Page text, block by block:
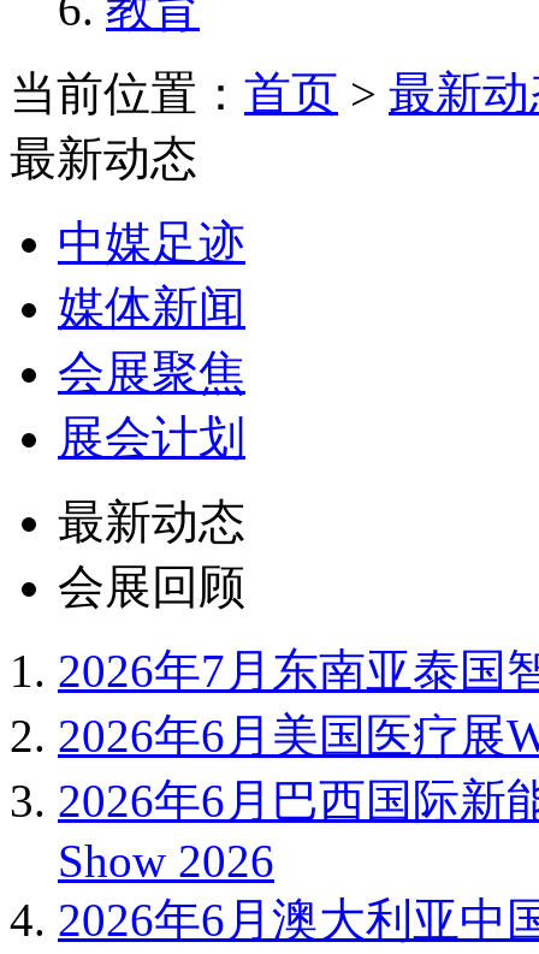
当前位置： 首页 > 最新
最新动态
中媒足迹
媒体新闻
会展聚焦
展会计划
最新动态
会展回顾
2026年7月东南亚泰国
2026年6月美国医疗展
2026年6月巴西国际新
Show 2026
2026年6月澳大利亚中